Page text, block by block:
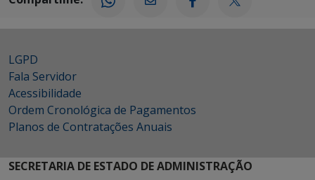
LGPD
Fala Servidor
Acessibilidade
Ordem Cronológica de Pagamentos
Planos de Contratações Anuais
SECRETARIA DE ESTADO DE ADMINISTRAÇÃO